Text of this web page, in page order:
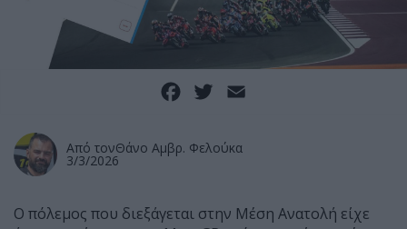
Facebook
Twitter
Από τονΘάνο Αμβρ. Φελούκα
3/3/2026
Ο πόλεμος που διεξάγεται στην Μέση Ανατολή είχε